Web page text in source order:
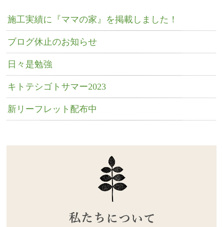
施工実績に『ママの家』を掲載しました！
ブログ休止のお知らせ
日々是勉強
キトテシゴトサマー2023
新リーフレット配布中